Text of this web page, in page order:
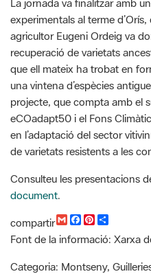
que ell mateix ha trobat en
una vintena d’espècies
projecte, que compta amb el
eCOadapt50 i el Fons
en l’adaptació del sector
de varietats resistents a les
Consulteu les presentacions
document
compartir
m a
b
o
o
k
i
e
r
e
s
o
t
i
Font de la informació: Xarxa
Categoria: Montseny,
Montesquiu, Foix, Garraf,
ODS, Gestió forestal, Life